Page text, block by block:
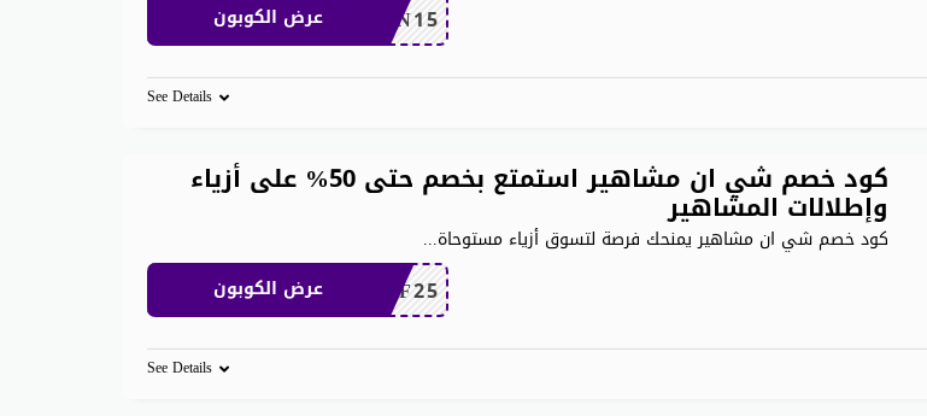
SHEN15 عرض الكوبون
See Details
كود خصم شي ان مشاهير استمتع بخصم حتى 50% على أزياء
وإطلالات المشاهير
كود خصم شي ان مشاهير يمنحك فرصة لتسوق أزياء مستوحاة...
MEAF25 عرض الكوبون
See Details